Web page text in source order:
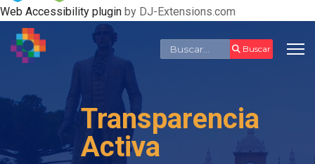
Web Accessibility plugin by DJ-Extensions.com
Buscar Buscar
Transparencia
Activa